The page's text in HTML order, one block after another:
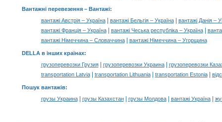
Вантажні перевезення – Вантажі:
вантажі Австрія – Україна| вантажі Бельгія – Україна|
вантажі Данія –
вантажі Франція – Україна| вантажі Чеська республіка – Україна|
вантажі Німеччина – Словаччина| вантажі Німеччина – Угорщина
DELLA в інших країнах:
грузоперевозки Грузия| грузоперевозки Украина|
грузоперевозки
transportation Latvia| transportation Lithuania| transportation Estonia|
Пошук вантажів:
грузы Украина| грузы Казахстан| грузы Молдова| вантажі Україна|